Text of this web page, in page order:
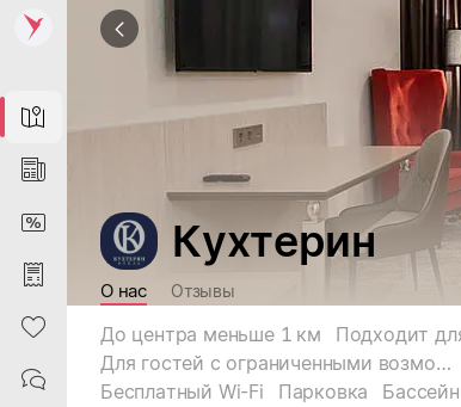
Map
News
DiscountCard
Purchases
Heart
Contacts
Кухтерин
О нас Отзывы
До центра меньше 1 км
Подходит
Для гостей с ограниченными возможностями
Бесплатный Wi-Fi
Парковка Бассейн